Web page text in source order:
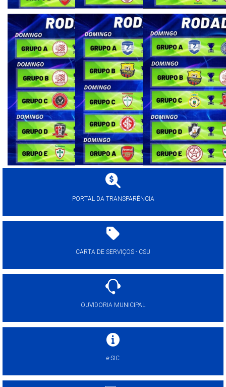
PORTAL DA TRANSPARÊNCIA
CARTA DE SERVIÇOS - CSU
OUVIDORIA MUNICIPAL
e-SIC